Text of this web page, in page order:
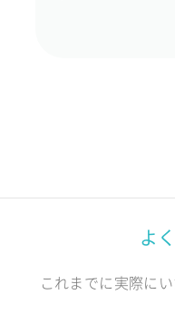
よ
これまでに実際に